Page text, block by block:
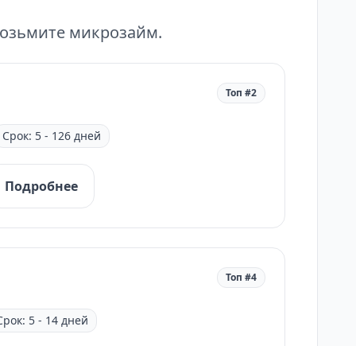
микрозайм.
Топ #2
Срок: 5 - 126 дней
Подробнее
Топ #4
5 - 14 дней